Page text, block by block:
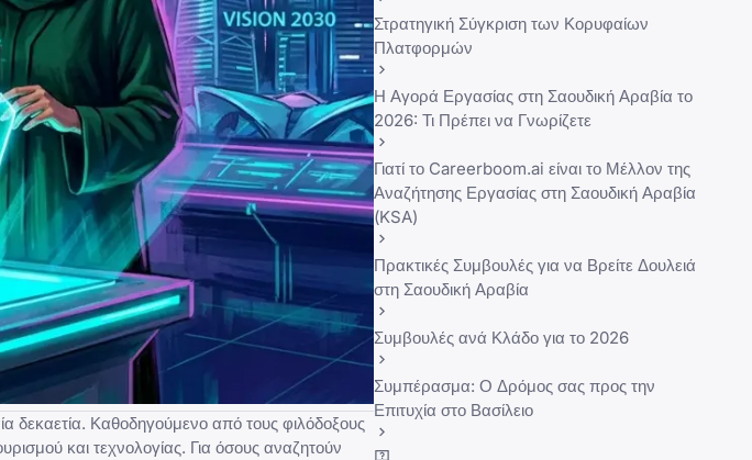
δεκαετία. Καθοδηγούμενο από τους φιλόδοξους
και τεχνολογίας. Για όσους αναζητούν
Στρατηγική Σύγκριση των Κορυφαίων
Πλατφορμών
Η Αγορά Εργασίας στη Σαουδική Αραβία το
2026: Τι Πρέπει να Γνωρίζετε
Γιατί το Careerboom.ai είναι το Μέλλον της
Αναζήτησης Εργασίας στη Σαουδική Αραβία
(KSA)
Πρακτικές Συμβουλές για να Βρείτε Δουλειά
στη Σαουδική Αραβία
Συμβουλές ανά Κλάδο για το 2026
Συμπέρασμα: Ο Δρόμος σας προς την
Επιτυχία στο Βασίλειο